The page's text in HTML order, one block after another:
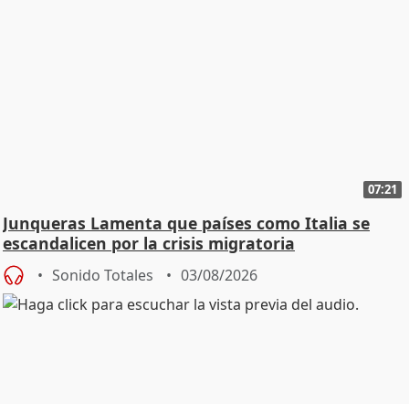
07:21
Junqueras Lamenta que países como Italia se
escandalicen por la crisis migratoria
Sonido Totales 03/08/2026